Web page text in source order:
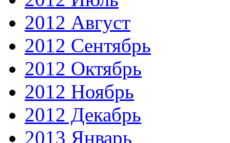
2012 Август
2012 Сентябрь
2012 Октябрь
2012 Ноябрь
2012 Декабрь
2013 Январь